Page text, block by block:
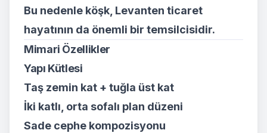
Bu nedenle köşk, Levanten ticaret
hayatının da önemli bir temsilcisidir.
Mimari Özellikler
Yapı Kütlesi
Taş zemin kat + tuğla üst kat
İki katlı, orta sofalı plan düzeni
Sade cephe kompozisyonu